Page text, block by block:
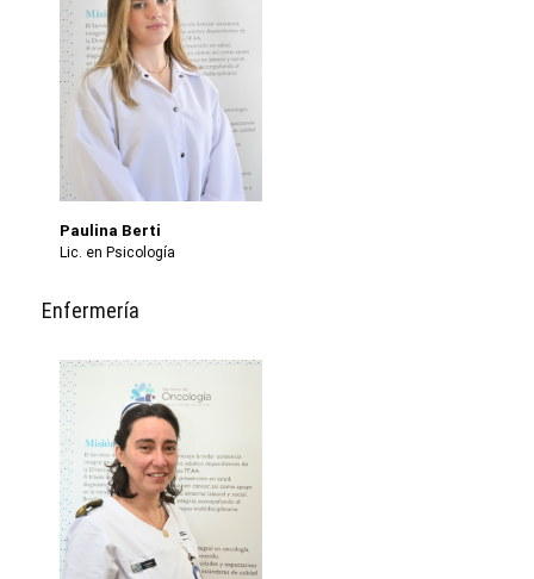
Paulina Berti
Lic. en Psicología
Enfermería